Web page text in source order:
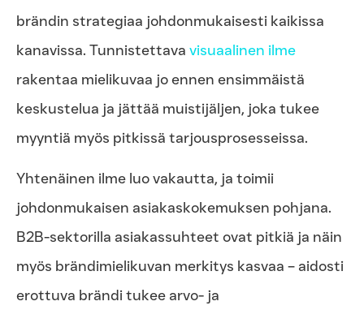
brändin strategiaa johdonmukaisesti kaikissa
kanavissa. Tunnistettava visuaalinen ilme
rakentaa mielikuvaa jo ennen ensimmäistä
keskustelua ja jättää muistijäljen, joka tukee
myyntiä myös pitkissä tarjousprosesseissa.
Yhtenäinen ilme luo vakautta, ja toimii
johdonmukaisen asiakaskokemuksen pohjana.
B2B-sektorilla asiakassuhteet ovat pitkiä ja näin
myös brändimielikuvan merkitys kasvaa – aidosti
erottuva brändi tukee arvo- ja